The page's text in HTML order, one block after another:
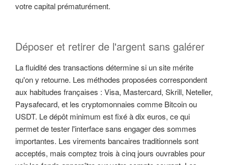
votre capital prématurément.
Déposer et retirer de l'argent sans galérer
La fluidité des transactions détermine si un site mérite
qu'on y retourne. Les méthodes proposées correspondent
aux habitudes françaises : Visa, Mastercard, Skrill, Neteller,
Paysafecard, et les cryptomonnaies comme Bitcoin ou
USDT. Le dépôt minimum est fixé à dix euros, ce qui
permet de tester l'interface sans engager des sommes
importantes. Les virements bancaires traditionnels sont
acceptés, mais comptez trois à cinq jours ouvrables pour